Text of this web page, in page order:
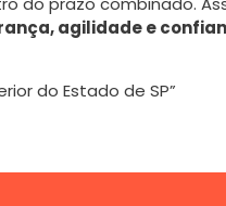
agilidade e
do Estado de SP”